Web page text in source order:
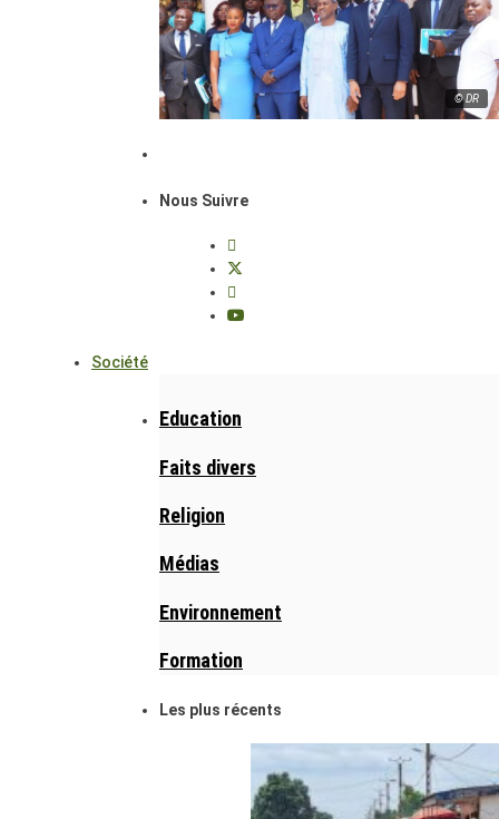
© DR
Nous Suivre
Société
Education
Faits divers
Religion
Médias
Environnement
Formation
Les plus récents